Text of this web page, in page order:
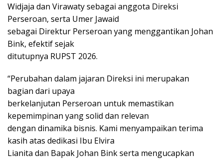
Widjaja dan Virawaty sebagai anggota Direksi
Perseroan, serta Umer Jawaid
sebagai Direktur Perseroan yang menggantikan Johan
Bink, efektif sejak
ditutupnya RUPST 2026.
“Perubahan dalam jajaran Direksi ini merupakan
bagian dari upaya
berkelanjutan Perseroan untuk memastikan
kepemimpinan yang solid dan relevan
dengan dinamika bisnis. Kami menyampaikan terima
kasih atas dedikasi Ibu Elvira
Lianita dan Bapak Johan Bink serta mengucapkan